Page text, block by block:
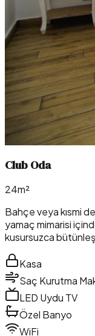
Club Oda
24m²
Bahçe veya kısmi
yamaç mimarisi
kusursuzca
Kasa
Saç Kurutma
LED Uydu TV
Özel Banyo
WiFi